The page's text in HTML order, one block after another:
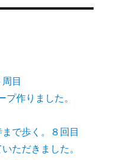
目
プ作りました。
で歩く。８回目
ただきました。